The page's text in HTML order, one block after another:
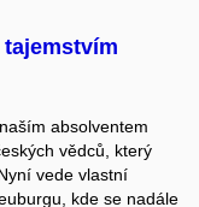
absolventem
vědců, který
Nyní vede vlastní
kde se nadále